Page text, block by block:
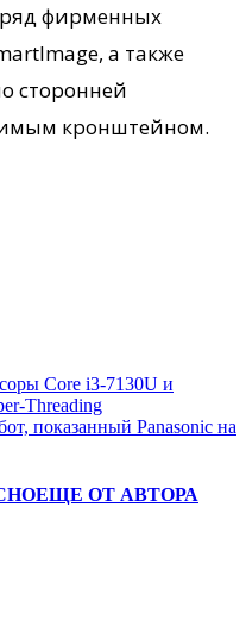
фирменных
а также
сторонней
кронштейном.
Core i3-7130U и
Threading
показанный Panasonic на
ЕЩЕ ОТ АВТОРА